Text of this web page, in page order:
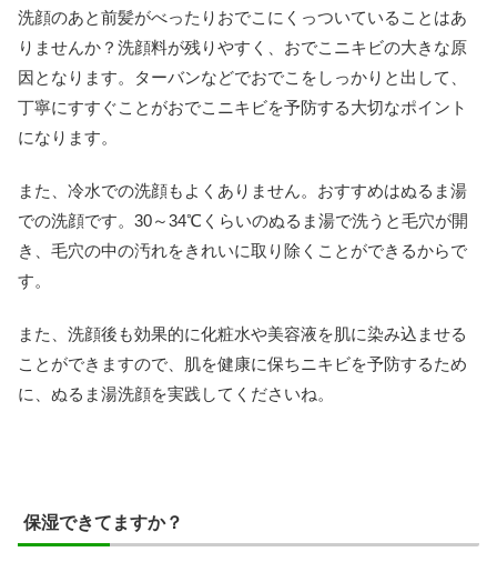
洗顔のあと前髪がべったりおでこにくっついていることはあ
りませんか？洗顔料が残りやすく、おでこニキビの大きな原
因となります。ターバンなどでおでこをしっかりと出して、
丁寧にすすぐことがおでこニキビを予防する大切なポイント
になります。
また、冷水での洗顔もよくありません。おすすめはぬるま湯
での洗顔です。30～34℃くらいのぬるま湯で洗うと毛穴が開
き、毛穴の中の汚れをきれいに取り除くことができるからで
す。
また、洗顔後も効果的に化粧水や美容液を肌に染み込ませる
ことができますので、肌を健康に保ちニキビを予防するため
に、ぬるま湯洗顔を実践してくださいね。
保湿できてますか？